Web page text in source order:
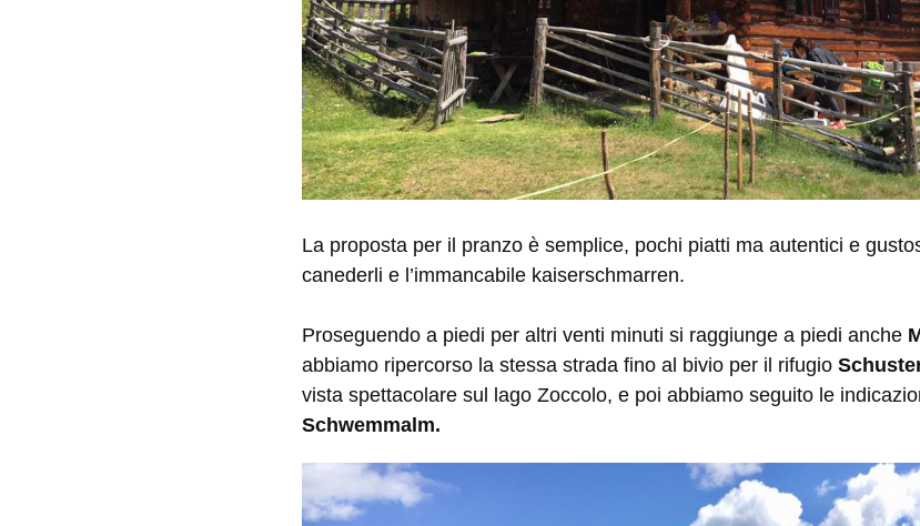
La proposta per il pranzo è semplice, pochi piatti ma autentici e
canederli e l’immancabile kaiserschmarren.
Proseguendo a piedi per altri venti minuti si raggiunge a piedi anche
abbiamo ripercorso la stessa strada fino al bivio per il rifugio
vista spettacolare sul lago Zoccolo, e poi abbiamo seguito le
Schwemmalm.